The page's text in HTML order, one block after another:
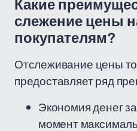
Какие
слежение цены
покупателям?
Отслеживание цены
предоставляет ряд
Экономия денег
момент